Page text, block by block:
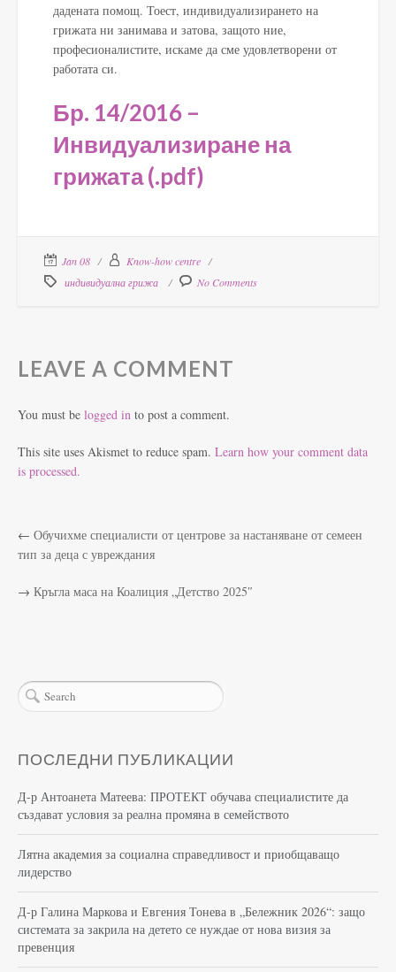
дадената помощ. Тоест, индивидуализирането на
грижата ни занимава и затова, защото ние,
професионалистите, искаме да сме удовлетворени от
работата си.
Бр. 14/2016 –
Инвидуализиране на
грижата (.pdf)
Jan 08
Know-how centre
индивидуална грижа
No Comments
LEAVE A COMMENT
You must be logged in to post a comment.
This site uses Akismet to reduce spam. Learn how your comment data
is processed.
← Обучихме специалисти от центрове за настаняване от семеен
тип за деца с увреждания
→ Кръгла маса на Коалиция „Детство 2025″
ПОСЛЕДНИ ПУБЛИКАЦИИ
Д-р Антоанета Матеева: ПРОТЕКТ обучава специалистите да
създават условия за реална промяна в семейството
Лятна академия за социална справедливост и приобщаващо
лидерство
Д-р Галина Маркова и Евгения Тонева в „Бележник 2026“: защо
системата за закрила на детето се нуждае от нова визия за
превенция